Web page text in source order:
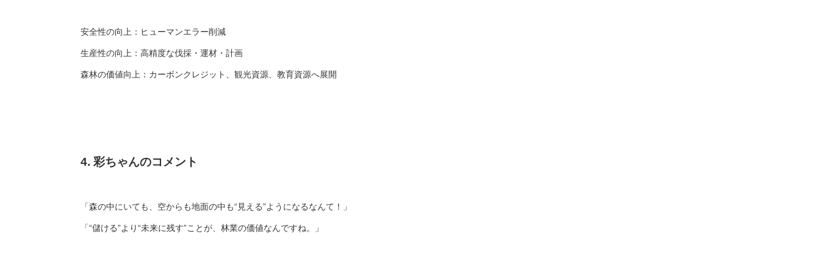
安全性の向上：ヒューマンエラー削減
生産性の向上：高精度な伐採・運材・計画
森林の価値向上：カーボンクレジット、観光資源、教育資源へ展開
4. 彩ちゃんのコメント
「森の中にいても、空からも地面の中も“見える”ようになるなんて！」
「“儲ける”より“未来に残す”ことが、林業の価値なんですね。」